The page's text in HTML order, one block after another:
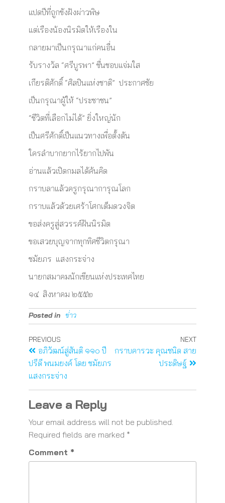
แปดปีที่ถูกขังฝังผ่าวพิษ
แต่เรืองน้องนิรมิตให้เรืองใน
กลายมาเป็นกรุณาแก่คนอื่น
รับรางวัล “ศรีบูรพา” ชื่นชอบแจ่มใส
เกียรติศักดิ์ “ศิลปินแห่งชาติ” ประกาศชัย
เป็นกรุณาผู้ให้ “ประชาชน”
“ชีวิตที่เลือกไม่ได้” ยิ่งใหญ่นัก
เป็นศรีศักดิ์เป็นแนวทางเพื่อตั้งต้น
ใครลำบากยากไร้ยากไปพ้น
อ่านแล้วเปิดกมลได้ค้นคิด
กราบลาแล้วครูกรุณาการุณโลก
กราบแล้วด้วยเศร้าโศกเต็มดวงจิต
ขอส่งครูสู่สวรรค์ฝันนิรมิต
ขอเสวยบุญจากทุกทิศชีวิตกรุณา
ชมัยภร แสงกระจ่าง
นายกสมาคมนักเขียนแห่งประเทศไทย
๑๔ สิงหาคม ๒๕๕๒
Posted in ข่่าว
PREVIOUS
อภิวัฒน์สู่สันติ ๑๑๐ ปี
ปรีดี พนมยงค์ โดย ชมัยภร
แสงกระจ่าง
NEXT
กราบคารวะ คุณชนิด สาย
ประดิษฐ์
Leave a Reply
Your email address will not be published.
Required fields are marked *
Comment *